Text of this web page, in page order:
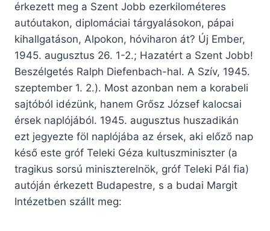
érkezett meg a Szent Jobb ezerkilométeres
autóutakon, diplomáciai tárgyalásokon, pápai
kihallgatáson, Alpokon, hóviharon át? Új Ember,
1945. augusztus 26. 1-2.; Hazatért a Szent Jobb!
Beszélgetés Ralph Diefenbach-hal. A Szív, 1945.
szeptember 1. 2.). Most azonban nem a korabeli
sajtóból idézünk, hanem Grősz József kalocsai
érsek naplójából. 1945. augusztus huszadikán
ezt jegyezte föl naplójába az érsek, aki előző nap
késő este gróf Teleki Géza kultuszminiszter (a
tragikus sorsú miniszterelnök, gróf Teleki Pál fia)
autóján érkezett Budapestre, s a budai Margit
Intézetben szállt meg: